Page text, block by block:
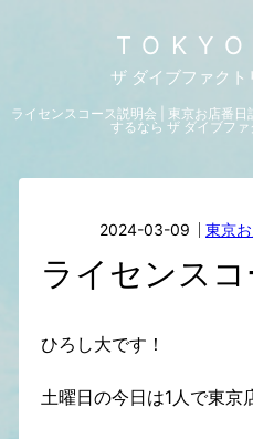
ザ ダイブファク
ライセンスコース説明会 | 東京お店番
するなら ザ ダイブフ
2024-03-09 東京
ライセンス
ひろし大です！
土曜日の今日は1人で東京